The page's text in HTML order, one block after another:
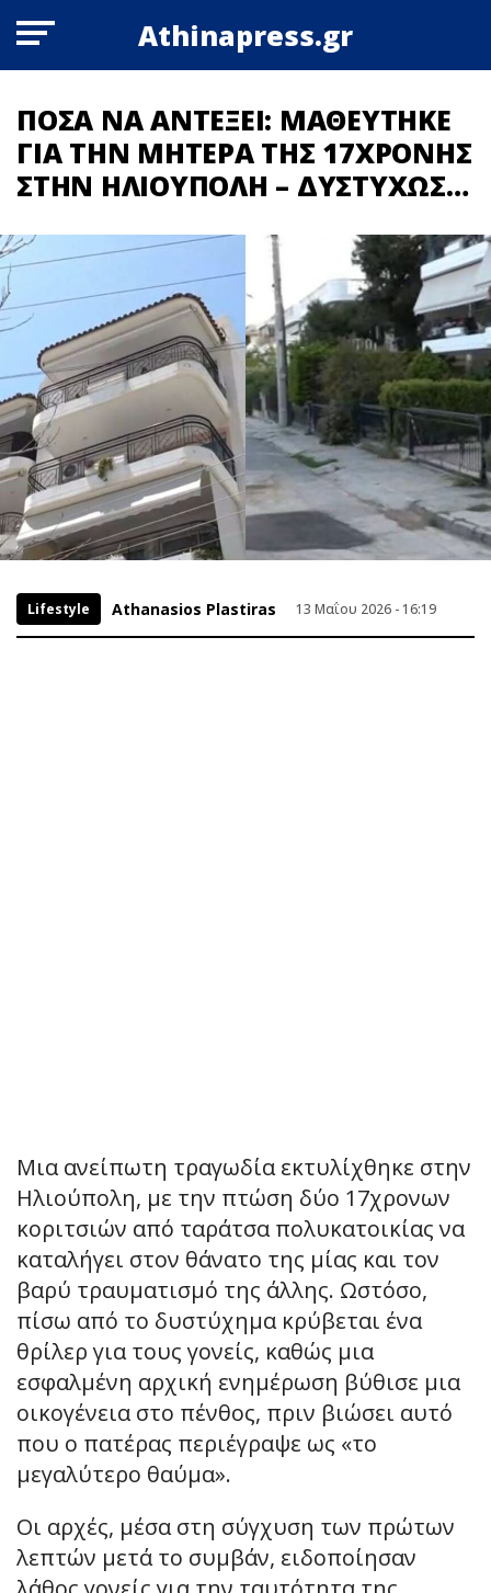
Athinapress.gr
ΠΟΣΑ ΝΑ ΑΝΤΕΞΕΙ: ΜΑΘΕΥΤΗΚΕ
ΓΙΑ ΤΗΝ ΜΗΤΕΡΑ ΤΗΣ 17ΧΡΟΝΗΣ
ΣΤΗΝ ΗΛΙΟΥΠΟΛΗ – ΔΥΣΤΥΧΩΣ…
Lifestyle Athanasios Plastiras 13 Μαΐου 2026 - 16:19
Μια ανείπωτη τραγωδία εκτυλίχθηκε στην
Ηλιούπολη, με την πτώση δύο 17χρονων
κοριτσιών από ταράτσα πολυκατοικίας να
καταλήγει στον θάνατο της μίας και τον
βαρύ τραυματισμό της άλλης. Ωστόσο,
πίσω από το δυστύχημα κρύβεται ένα
θρίλερ για τους γονείς, καθώς μια
εσφαλμένη αρχική ενημέρωση βύθισε μια
οικογένεια στο πένθος, πριν βιώσει αυτό
που ο πατέρας περιέγραψε ως «το
μεγαλύτερο θαύμα».
Οι αρχές, μέσα στη σύγχυση των πρώτων
λεπτών μετά το συμβάν, ειδοποίησαν